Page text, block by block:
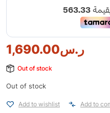
ر.س1,690.00
Out of stock
Out of stock
Add to wishlist Add to